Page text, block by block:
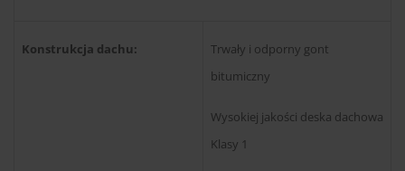
Konstrukcja dachu:
Trwały i odporny gont
bitumiczny
Wysokiej jakości deska dachowa
Klasy 1